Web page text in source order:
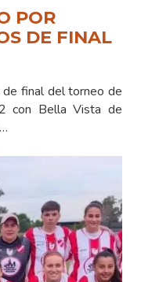
POR
DE FINAL
de final del torneo de
con Bella Vista de